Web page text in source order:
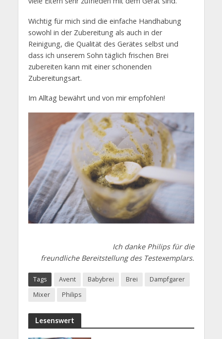
Wichtig für mich sind die einfache Handhabung
sowohl in der Zubereitung als auch in der
Reinigung, die Qualität des Gerätes selbst und
dass ich unserem Sohn täglich frischen Brei
zubereiten kann mit einer schonenden
Zubereitungsart.
Im Alltag bewährt und von mir empfohlen!
Ich danke Philips für die
freundliche Bereitstellung des Testexemplars.
Tags Avent Babybrei Brei
Dampfgarer
Mixer
Philips
Lesenswert